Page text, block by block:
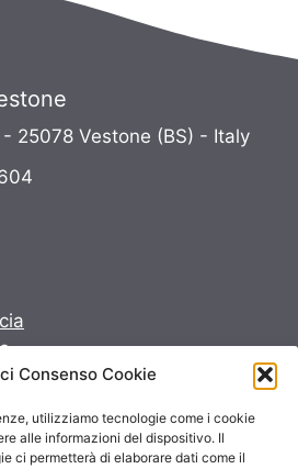
Consenso Cookie
utilizziamo tecnologie come i cookie
alle informazioni del dispositivo. Il
ci permetterà di elaborare dati come il
25078 Vestone (BS) - Italy